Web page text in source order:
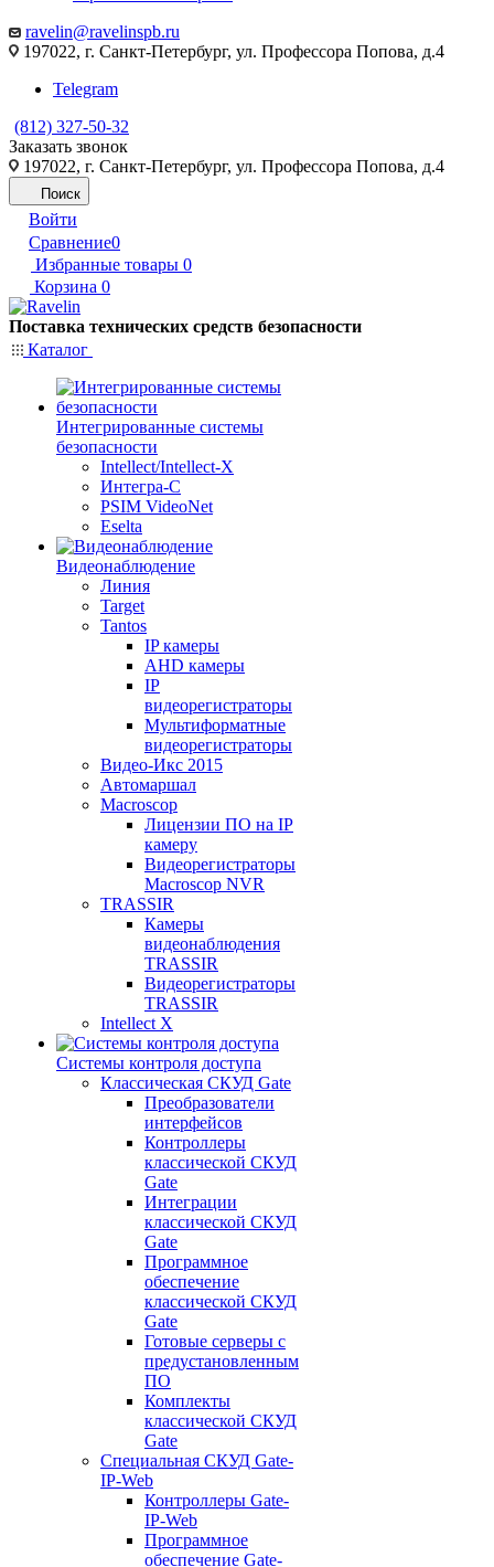
ravelin@ravelinspb.ru
197022, г. Санкт-Петербург, ул. Профессора Попова, д.4
Telegram
(812) 327-50-32
Заказать звонок
197022, г. Санкт-Петербург, ул. Профессора Попова, д.4
Поиск
Войти
Сравнение0
Избранные товары 0
Корзина 0
Поставка технических средств безопасности
Каталог
Интегрированные системы
безопасности
Intellect/Intellect-X
Интегра-С
PSIM VideoNet
Eselta
Видеонаблюдение
Линия
Target
Tantos
IP камеры
AHD камеры
IP
видеорегистраторы
Мультиформатные
видеорегистраторы
Видео-Икс 2015
Автомаршал
Macroscop
Лицензии ПО на IP
камеру
Видеорегистраторы
Macroscop NVR
TRASSIR
Камеры
видеонаблюдения
TRASSIR
Видеорегистраторы
TRASSIR
Intellect X
Системы контроля доступа
Классическая СКУД Gate
Преобразователи
интерфейсов
Контроллеры
классической СКУД
Gate
Интеграции
классической СКУД
Gate
Программное
обеспечение
классической СКУД
Gate
Готовые серверы с
предустановленным
ПО
Комплекты
классической СКУД
Gate
Специальная СКУД Gate-
IP-Web
Контроллеры Gate-
IP-Web
Программное
обеспечение Gate-